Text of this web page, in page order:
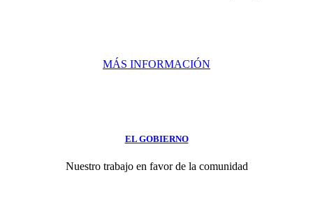
MÁS INFORMACIÓN
EL GOBIERNO
Nuestro trabajo en favor de la comunidad